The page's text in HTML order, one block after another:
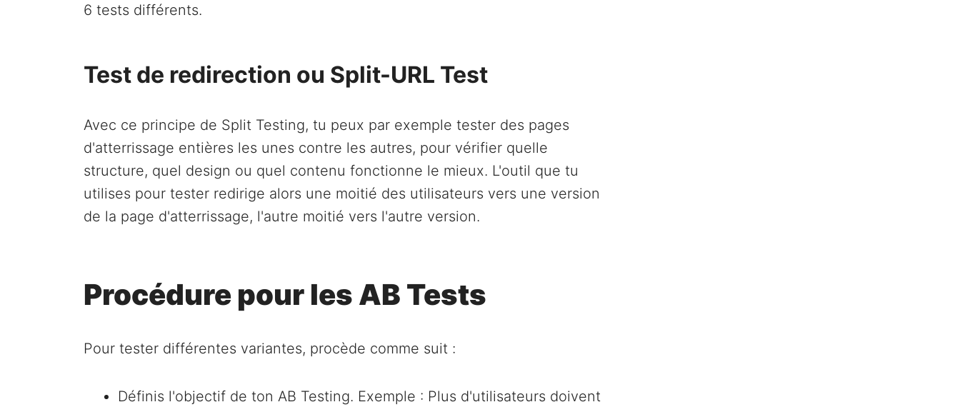
6 tests différents.
Test de redirection ou Split-URL Test
Avec ce principe de Split Testing, tu peux par exemple tester des pages
d'atterrissage entières les unes contre les autres, pour vérifier quelle
structure, quel design ou quel contenu fonctionne le mieux. L'outil que tu
utilises pour tester redirige alors une moitié des utilisateurs vers une version
de la page d'atterrissage, l'autre moitié vers l'autre version.
Procédure pour les AB Tests
Pour tester différentes variantes, procède comme suit :
Définis l'objectif de ton AB Testing. Exemple : Plus d'utilisateurs doivent